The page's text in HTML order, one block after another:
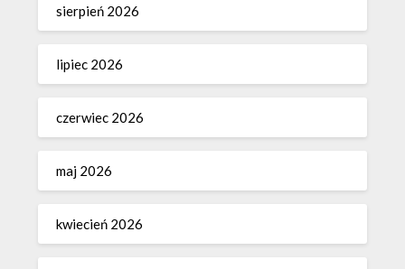
sierpień 2026
lipiec 2026
czerwiec 2026
maj 2026
kwiecień 2026